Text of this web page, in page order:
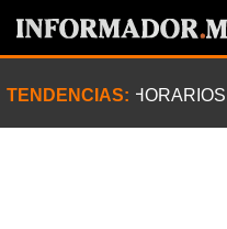
TENDENCIAS: